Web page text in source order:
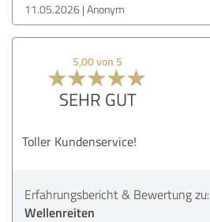
11.05.2026 Anonym
5,00 von 5
SEHR GUT
Toller Kundenservice!
Erfahrungsbericht & Bewertung zu:
Wellenreiten